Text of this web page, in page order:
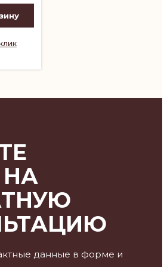
НА
данные в форме и